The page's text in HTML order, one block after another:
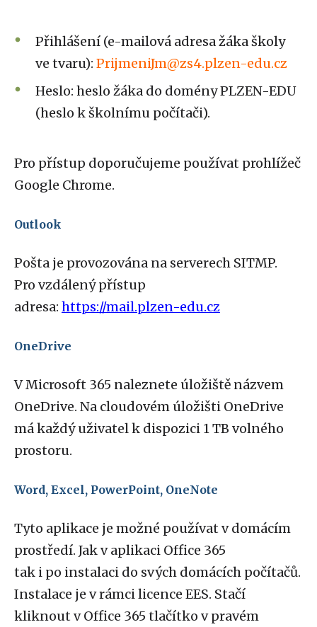
Přihlášení (e-mailová adresa žáka školy
ve tvaru): PrijmeniJm@zs4.plzen-edu.cz
Heslo: heslo žáka do domény PLZEN-EDU
(heslo k školnímu počítači).
Pro přístup doporučujeme používat prohlížeč
Google Chrome.
Outlook
Pošta je provozována na serverech SITMP.
Pro vzdálený přístup
adresa: https://mail.plzen-edu.cz
OneDrive
V Microsoft 365 naleznete úložiště názvem
OneDrive. Na cloudovém úložišti OneDrive
má každý uživatel k dispozici 1 TB volného
prostoru.
Word, Excel, PowerPoint, OneNote
Tyto aplikace je možné používat v domácím
prostředí. Jak v aplikaci Office 365
tak i po instalaci do svých domácích počítačů.
Instalace je v rámci licence EES. Stačí
kliknout v Office 365 tlačítko v pravém